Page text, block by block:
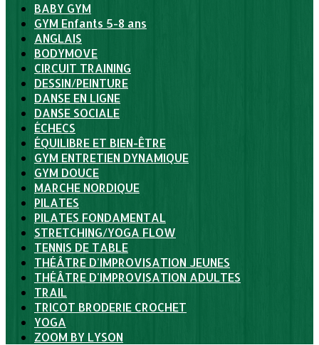
BABY GYM
GYM Enfants 5-8 ans
ANGLAIS
BODYMOVE
CIRCUIT TRAINING
DESSIN/PEINTURE
DANSE EN LIGNE
DANSE SOCIALE
ÉCHECS
ÉQUILIBRE ET BIEN-ÊTRE
GYM ENTRETIEN DYNAMIQUE
GYM DOUCE
MARCHE NORDIQUE
PILATES
PILATES FONDAMENTAL
STRETCHING/YOGA FLOW
TENNIS DE TABLE
THÉÂTRE D'IMPROVISATION JEUNES
THÉÂTRE D'IMPROVISATION ADULTES
TRAIL
TRICOT BRODERIE CROCHET
YOGA
ZOOM BY LYSON